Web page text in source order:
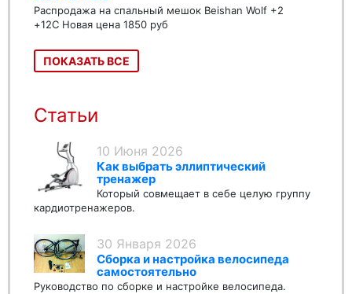
Распродажа на спальный мешок Beishan Wolf +2
+12C Новая цена 1850 руб
ПОКАЗАТЬ ВСЕ
Статьи
10 Июня 2026
Как выбрать эллиптический
тренажер
Который совмещает в себе целую группу
кардиотренажеров.
30 Января 2026
Сборка и настройка велосипеда
самостоятельно
Руководство по сборке и настройке велосипеда.